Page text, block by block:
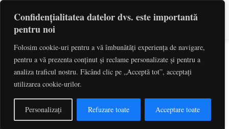
Confidențialitatea datelor dvs. este importantă
pentru noi
Folosim cookie-uri pentru a vă îmbunătăți experiența de navigare,
pentru a vă prezenta conținut și reclame personalizate și pentru a
analiza traficul nostru. Făcând clic pe „Acceptă tot”, acceptați
utilizarea cookie-urilor.
Personalizați Refuzare toate Acceptare toate
Etichetă: Legea Conflictului
Aplicarea în timp a normelor privind clauzele abuzive.
Acțiunea în încetarea utilizării clauzelor abuzive...
Redactia - decembrie 4, 2017